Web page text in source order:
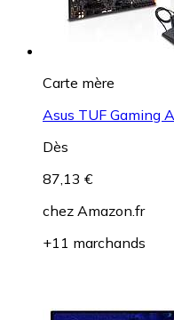
Carte mère
Asus TUF Gaming
Dès
87,13 €
chez Amazon.fr
+11 marchands